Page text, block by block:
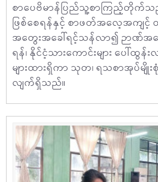
စာပေဗိမာန်ပြည်သူ့စာကြည့်တို
ဖြစ်စေရန်နှင့် စာဖတ်အလေ့အကျင့် တို
အတွေးအခေါ်ရင့်သန်လာ၍ ဉာဏ်အမြ
ရန်၊ နိုင်ငံ့သားကောင်းများ ပေါ်ထွ
များထားရှိကာ သုတ၊ ရသစာအုပ်မျိုး
လျက်ရှိသည်။